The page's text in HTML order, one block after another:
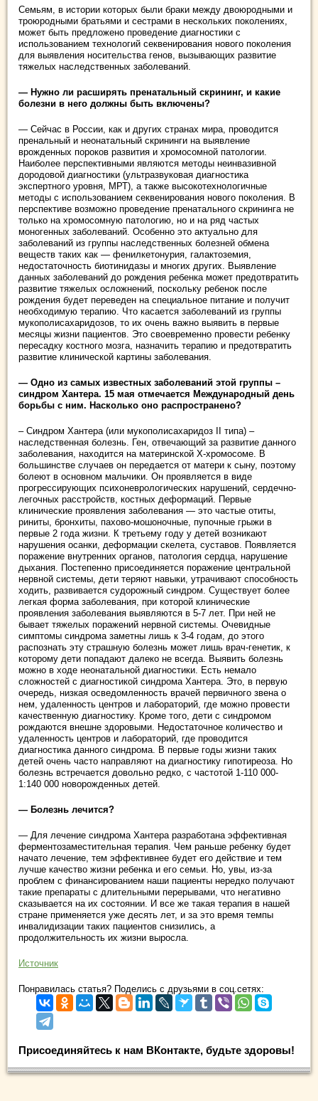
Семьям, в истории которых были браки между двоюродными и
троюродными братьями и сестрами в нескольких поколениях,
может быть предложено проведение диагностики с
использованием технологий секвенирования нового поколения
для выявления носительства генов, вызывающих развитие
тяжелых наследственных заболеваний.
— Нужно ли расширять пренатальный скрининг, и какие
болезни в него должны быть включены?
— Сейчас в России, как и других странах мира, проводится
пренальный и неонатальный скрининги на выявление
врожденных пороков развития и хромосомной патологии.
Наиболее перспективными являются методы неинвазивной
дородовой диагностики (ультразвуковая диагностика
экспертного уровня, МРТ), а также высокотехнологичные
методы с использованием секвенирования нового поколения. В
перспективе возможно проведение пренатального скрининга не
только на хромосомную патологию, но и на ряд частых
моногенных заболеваний. Особенно это актуально для
заболеваний из группы наследственных болезней обмена
веществ таких как — фенилкетонурия, галактоземия,
недостаточность биотинидазы и многих других. Выявление
данных заболеваний до рождения ребенка может предотвратить
развитие тяжелых осложнений, поскольку ребенок после
рождения будет переведен на специальное питание и получит
необходимую терапию. Что касается заболеваний из группы
мукополисахаридозов, то их очень важно выявить в первые
месяцы жизни пациентов. Это своевременно провести ребенку
пересадку костного мозга, назначить терапию и предотвратить
развитие клинической картины заболевания.
— Одно из самых известных заболеваний этой группы –
синдром Хантера. 15 мая отмечается Международный день
борьбы с ним. Насколько оно распространено?
– Синдром Хантера (или мукополисахаридоз II типа) –
наследственная болезнь. Ген, отвечающий за развитие данного
заболевания, находится на материнской Х-хромосоме. В
большинстве случаев он передается от матери к сыну, поэтому
болеют в основном мальчики. Он проявляется в виде
прогрессирующих психоневрологических нарушений, сердечно-
легочных расстройств, костных деформаций. Первые
клинические проявления заболевания — это частые отиты,
риниты, бронхиты, пахово-мошоночные, пупочные грыжи в
первые 2 года жизни. К третьему году у детей возникают
нарушения осанки, деформации скелета, суставов. Появляется
поражение внутренних органов, патология сердца, нарушение
дыхания. Постепенно присоединяется поражение центральной
нервной системы, дети теряют навыки, утрачивают способность
ходить, развивается судорожный синдром. Существует более
легкая форма заболевания, при которой клинические
проявления заболевания выявляются в 5-7 лет. При ней не
бывает тяжелых поражений нервной системы. Очевидные
симптомы синдрома заметны лишь к 3-4 годам, до этого
распознать эту страшную болезнь может лишь врач-генетик, к
которому дети попадают далеко не всегда. Выявить болезнь
можно в ходе неонатальной диагностики. Есть немало
сложностей с диагностикой синдрома Хантера. Это, в первую
очередь, низкая осведомленность врачей первичного звена о
нем, удаленность центров и лабораторий, где можно провести
качественную диагностику. Кроме того, дети с синдромом
рождаются внешне здоровыми. Недостаточное количество и
удаленность центров и лабораторий, где проводится
диагностика данного синдрома. В первые годы жизни таких
детей очень часто направляют на диагностику гипотиреоза. Но
болезнь встречается довольно редко, с частотой 1-110 000-
1:140 000 новорожденных детей.
— Болезнь лечится?
— Для лечение синдрома Хантера разработана эффективная
ферментозаместительная терапия. Чем раньше ребенку будет
начато лечение, тем эффективнее будет его действие и тем
лучше качество жизни ребенка и его семьи. Но, увы, из-за
проблем с финансированием наши пациенты нередко получают
такие препараты с длительными перерывами, что негативно
сказывается на их состоянии. И все же такая терапия в нашей
стране применяется уже десять лет, и за это время темпы
инвалидизации таких пациентов снизились, а
продолжительность их жизни выросла.
Источник
Понравилась статья? Поделись с друзьями в соц.сетях:
Присоединяйтесь к нам ВКонтакте, будьте здоровы!